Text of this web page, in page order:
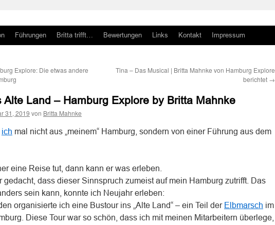
Führungen Britta trifft… Bewertungen Links Kontakt Impressum
Explore: Die etwas andere
Tina – Das Musical | Britta Mahnke von Hamburg Explore
berichtet →
Alte Land – Hamburg Explore by Britta Mahnke
31, 2019 von Britta Mahnke
ich mal nicht aus „meinem“ Hamburg, sondern von einer Führung aus dem
eine Reise tut, dann kann er was erleben.
gedacht, dass dieser Sinnspruch zumeist auf mein Hamburg zutrifft. Das
sein kann, konnte ich Neujahr erleben:
organisierte ich eine Bustour ins „Alte Land“ – ein Teil der Elbmarsch im
Diese Tour war so schön, dass ich mit meinen Mitarbeitern überlege,